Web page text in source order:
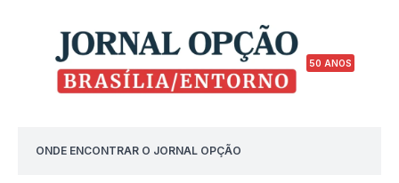
50 ANOS
ONDE ENCONTRAR O JORNAL OPÇÃO